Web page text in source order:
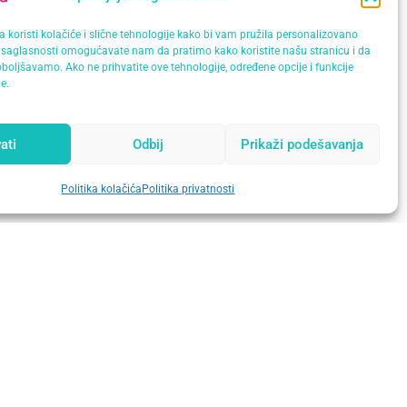
koristi kolačiće i slične tehnologije kako bi vam pružila personalizovano
omogućavate nam da pratimo kako koristite našu stranicu i da
Ako ne prihvatite ove tehnologije, određene opcije i funkcije
Odbij Prikaži podešavanja
Politika kolačića Politika privatnosti
Ova savremena tehnologija omogućava ne samo